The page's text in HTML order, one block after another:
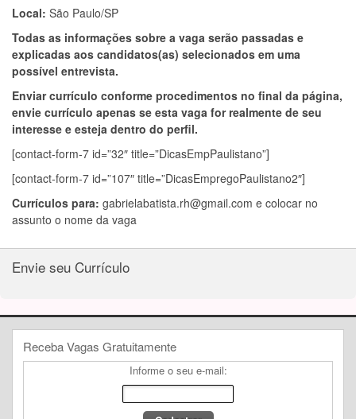
Local: São Paulo/SP
Todas as informações sobre a vaga serão passadas e
explicadas aos candidatos(as) selecionados em uma
possível entrevista.
Enviar currículo conforme procedimentos no final da página,
envie currículo apenas se esta vaga for realmente de seu
interesse e esteja dentro do perfil.
[contact-form-7 id=”32″ title=”DicasEmpPaulistano”]
[contact-form-7 id=”107″ title=”DicasEmpregoPaulistano2″]
Currículos para: gabrielabatista.rh@gmail.com e colocar no
assunto o nome da vaga
Envie seu Currículo
Receba Vagas Gratuitamente
Informe o seu e-mail: